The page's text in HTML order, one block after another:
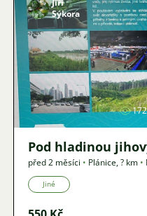
Jiří
Sýkora
Pod hladinou
před 2 měsíci • Plánice,? km •
Jiné